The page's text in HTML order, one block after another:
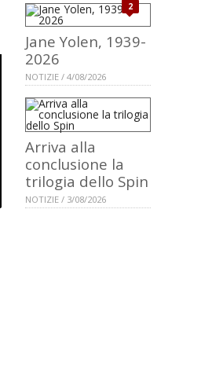
2
Jane Yolen, 1939-
2026
NOTIZIE / 4/08/2026
Arriva alla
conclusione la
trilogia dello Spin
NOTIZIE / 3/08/2026